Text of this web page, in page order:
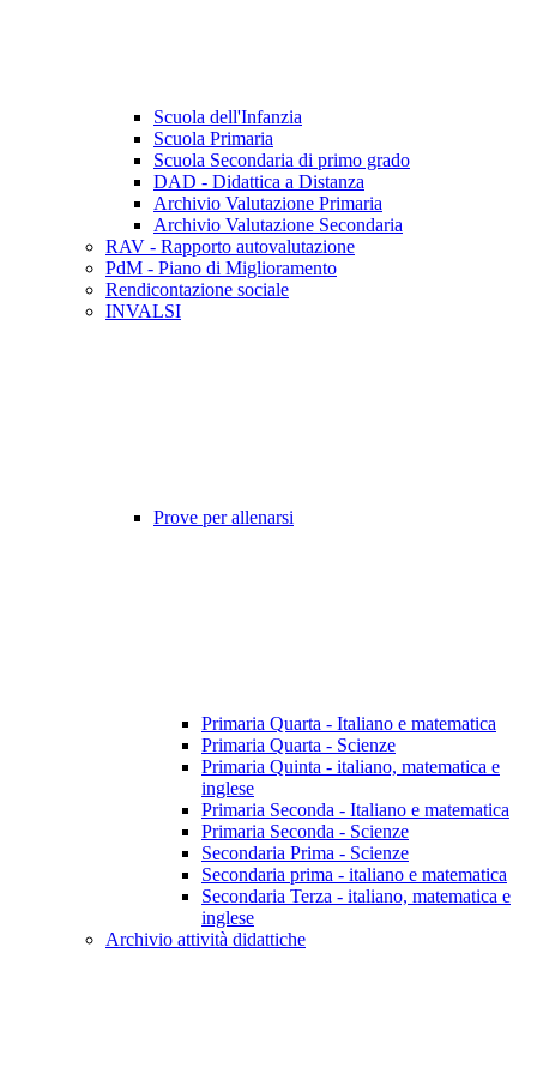
Scuola dell'Infanzia
Scuola Primaria
Scuola Secondaria di primo grado
DAD - Didattica a Distanza
Archivio Valutazione Primaria
Archivio Valutazione Secondaria
RAV - Rapporto autovalutazione
PdM - Piano di Miglioramento
Rendicontazione sociale
INVALSI
Prove per allenarsi
Primaria Quarta - Italiano e matematica
Primaria Quarta - Scienze
Primaria Quinta - italiano, matematica e
inglese
Primaria Seconda - Italiano e matematica
Primaria Seconda - Scienze
Secondaria Prima - Scienze
Secondaria prima - italiano e matematica
Secondaria Terza - italiano, matematica e
inglese
Archivio attività didattiche